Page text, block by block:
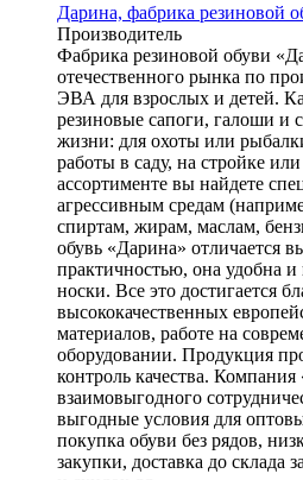
Дарина, фабрика резиновой
Производитель
Фабрика резиновой обуви
отечественного рынка по
ЭВА для взрослых и детей.
резиновые сапоги, галоши и
жизни: для охоты или
работы в саду, на стройке
ассортименте вы найдете
агрессивным средам
спиртам, жирам, маслам,
обувь «Дарина» отличается
практичностью, она удобна
носки. Все это достигается
высококачественных
материалов, работе на
оборудовании. Продукция
контроль качества.
взаимовыгодного
выгодные условия для
покупка обуви без рядов,
закупки, доставка до склада